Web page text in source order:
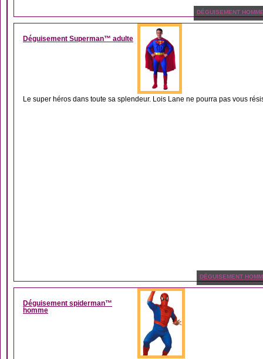
DÉGUISEMENT
Déguisement Superman™ adulte
Le super héros dans toute sa splendeur. Lois Lane ne pourra pas vous
DÉGUISEMENT
Déguisement spiderman™
homme